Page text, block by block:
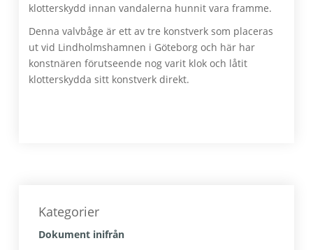
klotterskydd innan vandalerna hunnit vara framme.
Denna valvbåge är ett av tre konstverk som placeras
ut vid Lindholmshamnen i Göteborg och här har
konstnären förutseende nog varit klok och låtit
klotterskydda sitt konstverk direkt.
sidofält
Kategorier
Dokument inifrån